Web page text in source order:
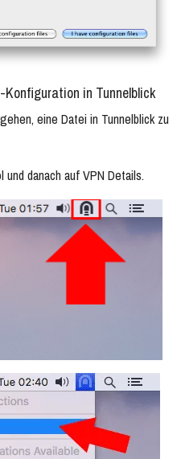
in Tunnelblick
eine Datei in Tunnelblick zu
danach auf VPN Details.